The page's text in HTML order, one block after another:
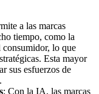
a las marcas
tiempo, como la
lo que
Esta mayor
sus esfuerzos de
: Con la IA, las marcas